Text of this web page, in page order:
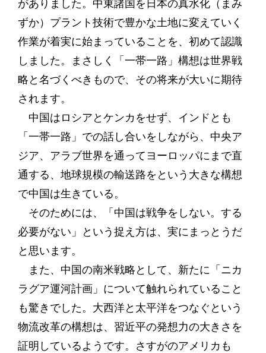
がありました。中東諸国を日本の真水化（まみ
ずか）プラント技術で豊かな土地に変えていく
作業が着実に始まっていることを、初めて認識
しました。まさしく「一帯一路」構想は世界戦
略と名づくべきもので、その将来が大いに期待
されます。
中国はロシアとケンカをせず、インドとも
「一帯一路」での話し合いをしながら、中央ア
ジア、アラブ世界を通ってヨーロッパにまで直
通する、地球規模の輸送路をという大きな構想
で中国は生きている。
そのためには、「中国は戦争をしない。する
必要がない」という捉え方は、実にまっとうだ
と思います。
また、中国の南米戦略として、新たに「ニカ
ラグア運河計画」について触れられていること
も驚きでした。大西洋と太平洋をつなぐという
物流改革の構想は、習近平の発想力の大きさを
証明しているようです。さすがのアメリカも